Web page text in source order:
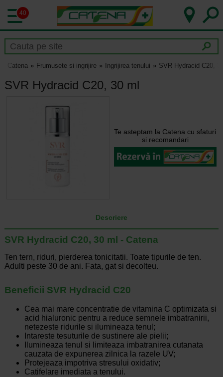
40
Catena Frumusete si ingrijire Ingrijirea tenului SVR Hydracid C20,
SVR Hydracid C20, 30 ml
Te asteptam la Catena cu sfaturi
si recomandari
Descriere
SVR Hydracid C20, 30 ml - Catena
Ten tern, riduri, pierderea tonicitatii. Toate tipurile de ten.
Adulti peste 30 de ani. Fata, gat si decolteu.
Beneficii SVR Hydracid C20
Cea mai mare concentratie de vitamina C optimizata si
acid hialuronic pentru a reduce semnele imbatranirii,
netezeste ridurile si ilumineaza tenul;
Intareste tesuturile de sustinere ale pielii;
Ilumineaza tenul si limiteaza imbatranirea cutanata
cauzata de expunerea zilnica la razele UV;
Protejeaza impotriva stresului oxidativ;
Catifelare imediata a tenului.